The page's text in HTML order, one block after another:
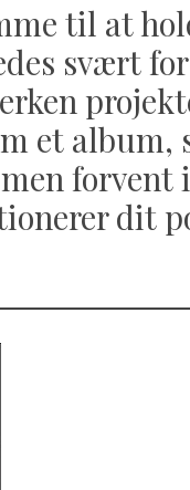
til at
svært
et
forvent
dit